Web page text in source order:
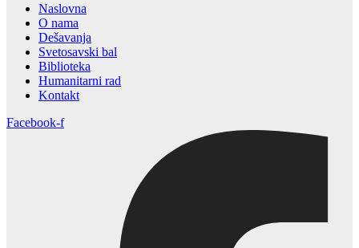
Naslovna
O nama
Dešavanja
Svetosavski bal
Biblioteka
Humanitarni rad
Kontakt
Facebook-f